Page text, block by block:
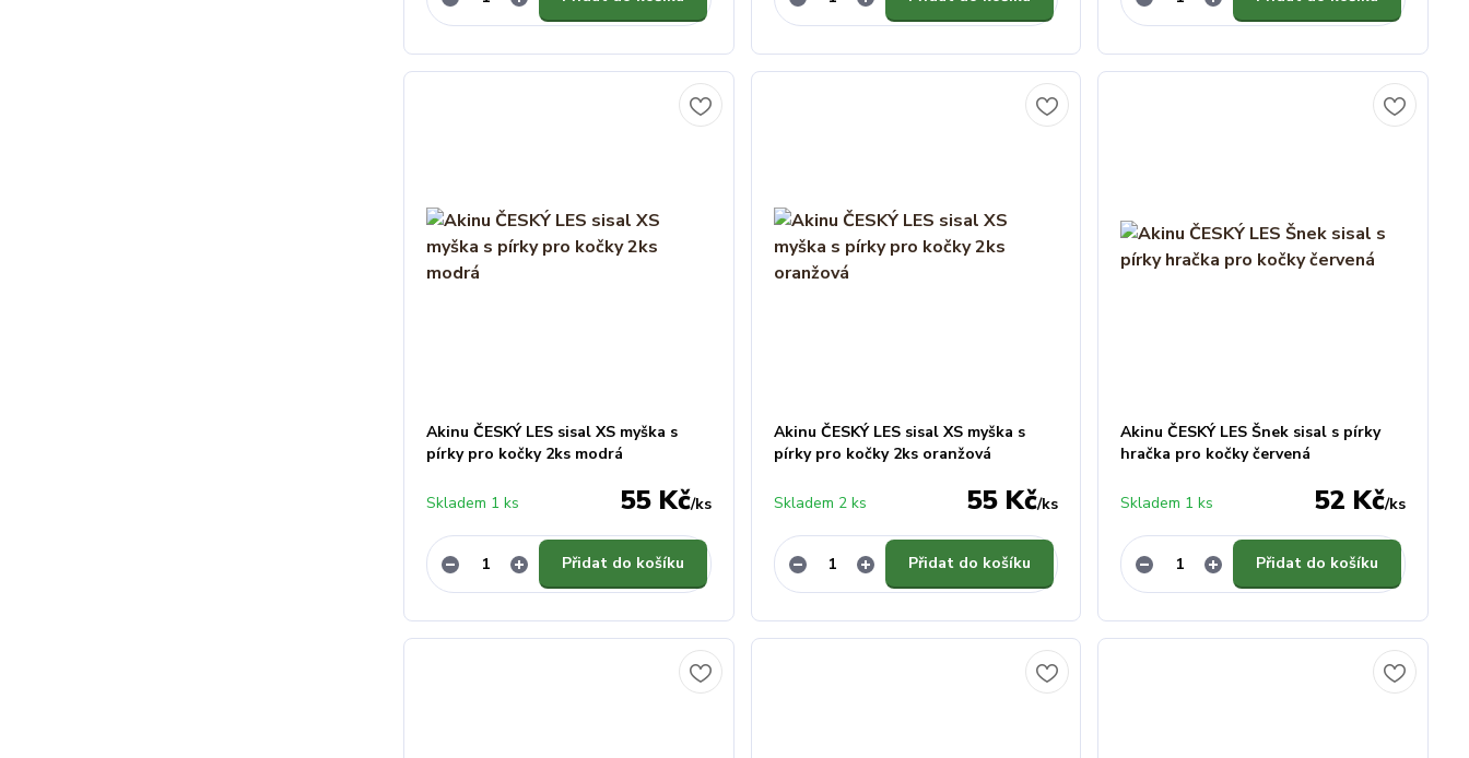
Akinu ČESKÝ LES sisal XS myška s
pírky pro kočky 2ks modrá
55 Kč/ks
Skladem 1 ks
Přidat do košíku
Akinu ČESKÝ LES sisal XS myška s
pírky pro kočky 2ks oranžová
55 Kč/ks
Skladem 2 ks
Přidat do košíku
Akinu ČESKÝ LES Šnek sisal s pírky
hračka pro kočky červená
52 Kč/ks
Skladem 1 ks
Přidat do košíku